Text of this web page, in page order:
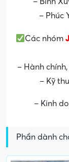
– Phúc
Các nhóm
– Hành
– Kỹ
– Kinh
Phần dành